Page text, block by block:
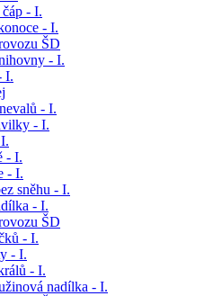
- I.
- I.
ŠD
- I.
I.
- I.
- I.
- I.
- I.
sněhu - I.
- I.
ŠD
- I.
- I.
- I.
nadílka - I.